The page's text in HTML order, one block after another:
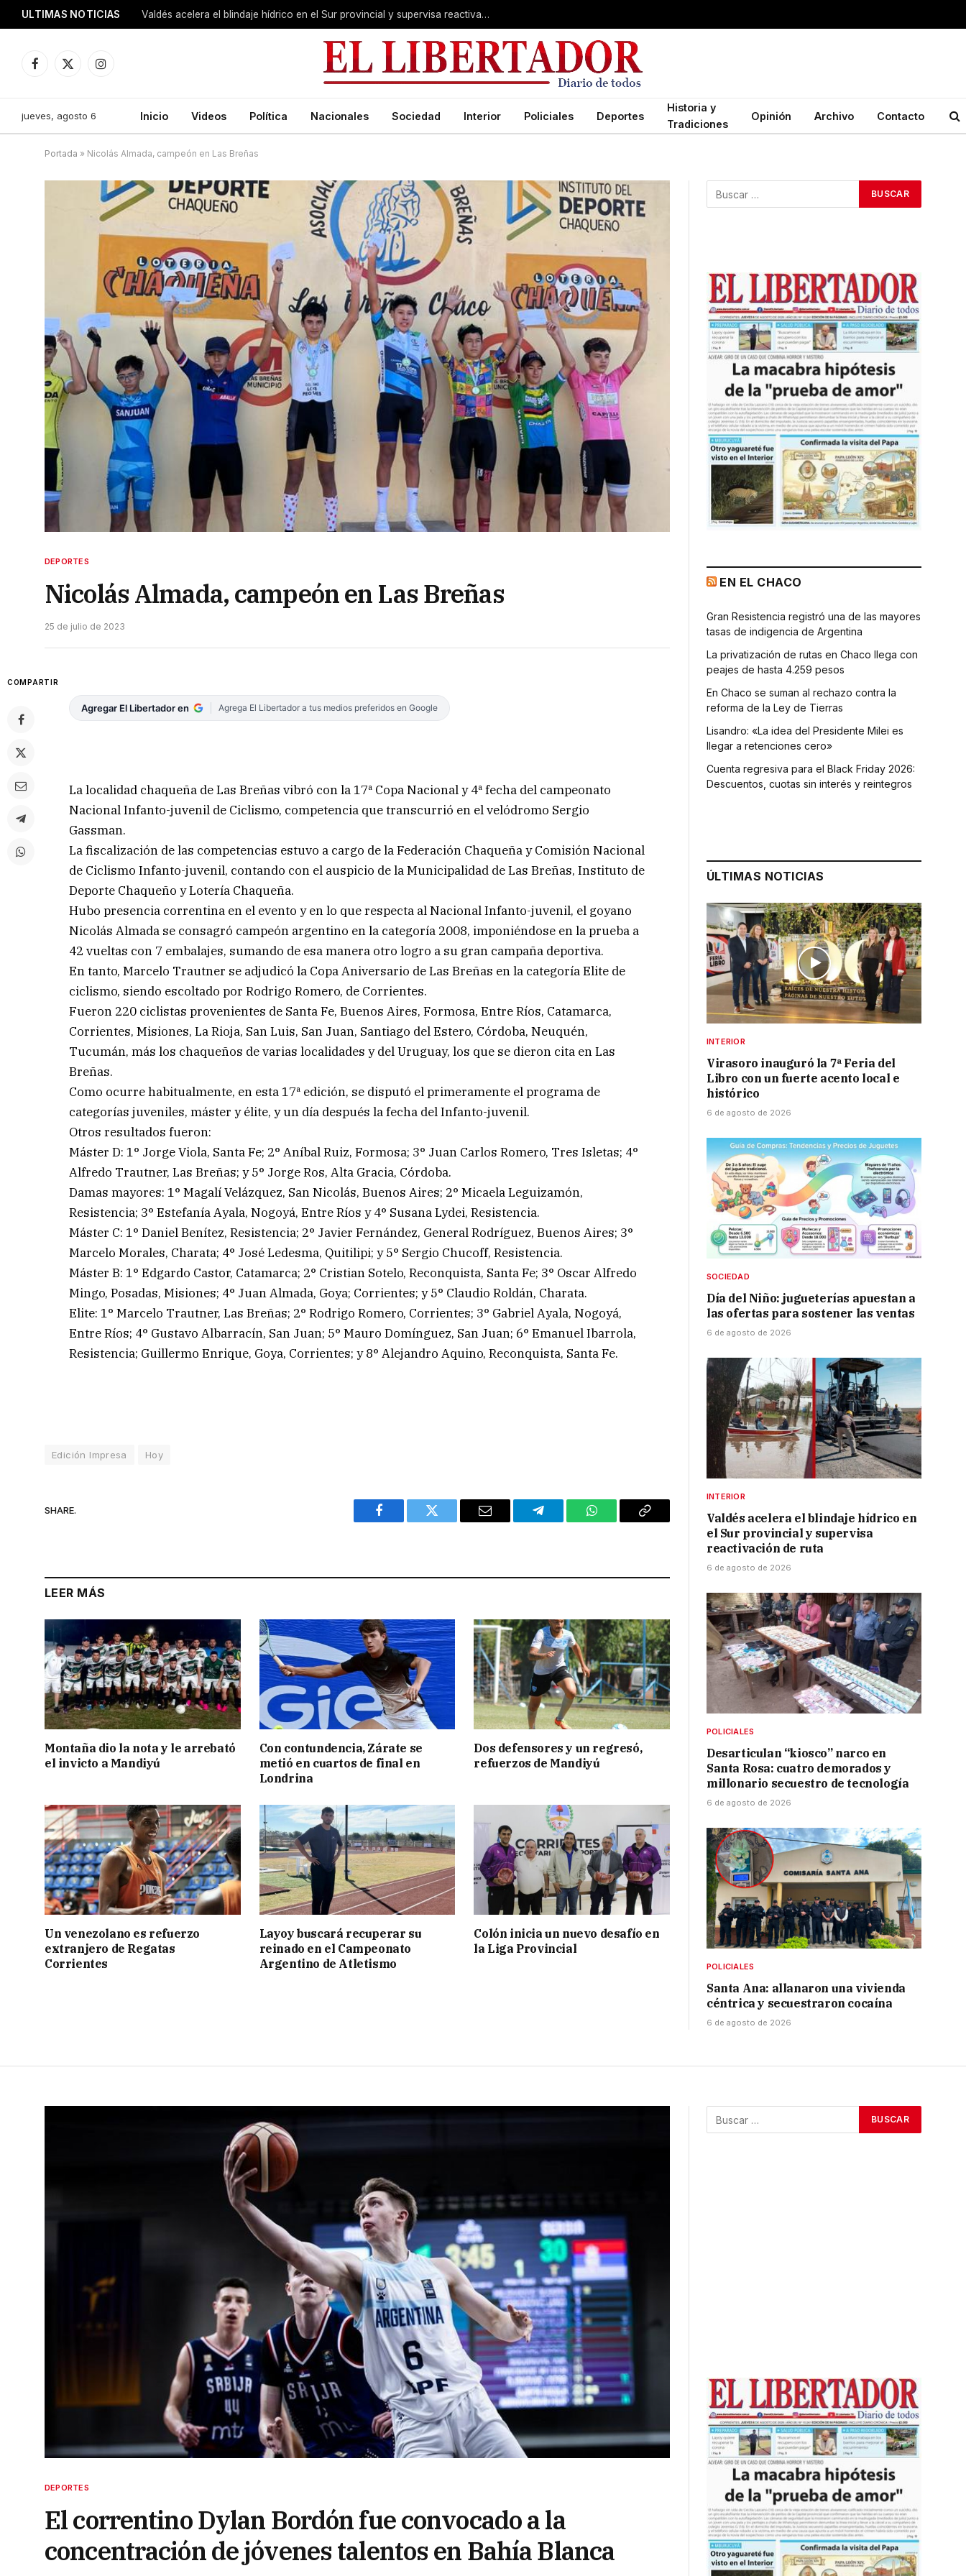
ULTIMAS NOTICIAS Valdés acelera el blindaje hídrico en el Sur provincial y supervisa reactivación de ruta
Facebook
X
Instagram
jueves, agosto 6 Inicio Videos Política Nacionales Sociedad Interior Policiales Deportes
Historia y
Tradiciones
Opinión Archivo Contacto
Portada » Nicolás Almada, campeón en Las Breñas
DEPORTES
Nicolás Almada, campeón en Las Breñas
25 de julio de 2023
COMPARTIR
Agregar El Libertador en Agrega El Libertador a tus medios preferidos en Google
La localidad chaqueña de Las Breñas vibró con la 17ª Copa Nacional y 4ª fecha del campeonato
Nacional Infanto-juvenil de Ciclismo, competencia que transcurrió en el velódromo Sergio
Gassman.
La fiscalización de las competencias estuvo a cargo de la Federación Chaqueña y Comisión Nacional
de Ciclismo Infanto-juvenil, contando con el auspicio de la Municipalidad de Las Breñas, Instituto de
Deporte Chaqueño y Lotería Chaqueña.
Hubo presencia correntina en el evento y en lo que respecta al Nacional Infanto-juvenil, el goyano
Nicolás Almada se consagró campeón argentino en la categoría 2008, imponiéndose en la prueba a
42 vueltas con 7 embalajes, sumando de esa manera otro logro a su gran campaña deportiva.
En tanto, Marcelo Trautner se adjudicó la Copa Aniversario de Las Breñas en la categoría Elite de
ciclismo, siendo escoltado por Rodrigo Romero, de Corrientes.
Fueron 220 ciclistas provenientes de Santa Fe, Buenos Aires, Formosa, Entre Ríos, Catamarca,
Corrientes, Misiones, La Rioja, San Luis, San Juan, Santiago del Estero, Córdoba, Neuquén,
Tucumán, más los chaqueños de varias localidades y del Uruguay, los que se dieron cita en Las
Breñas.
Como ocurre habitualmente, en esta 17ª edición, se disputó el primeramente el programa de
categorías juveniles, máster y élite, y un día después la fecha del Infanto-juvenil.
Otros resultados fueron:
Máster D: 1° Jorge Viola, Santa Fe; 2° Aníbal Ruiz, Formosa; 3° Juan Carlos Romero, Tres Isletas; 4°
Alfredo Trautner, Las Breñas; y 5° Jorge Ros, Alta Gracia, Córdoba.
Damas mayores: 1° Magalí Velázquez, San Nicolás, Buenos Aires; 2° Micaela Leguizamón,
Resistencia; 3° Estefanía Ayala, Nogoyá, Entre Ríos y 4° Susana Lydei, Resistencia.
Máster C: 1° Daniel Benítez, Resistencia; 2° Javier Fernández, General Rodríguez, Buenos Aires; 3°
Marcelo Morales, Charata; 4° José Ledesma, Quitilipi; y 5° Sergio Chucoff, Resistencia.
Máster B: 1° Edgardo Castor, Catamarca; 2° Cristian Sotelo, Reconquista, Santa Fe; 3° Oscar Alfredo
Mingo, Posadas, Misiones; 4° Juan Almada, Goya; Corrientes; y 5° Claudio Roldán, Charata.
Elite: 1° Marcelo Trautner, Las Breñas; 2° Rodrigo Romero, Corrientes; 3° Gabriel Ayala, Nogoyá,
Entre Ríos; 4° Gustavo Albarracín, San Juan; 5° Mauro Domínguez, San Juan; 6° Emanuel Ibarrola,
Resistencia; Guillermo Enrique, Goya, Corrientes; y 8° Alejandro Aquino, Reconquista, Santa Fe.
Edición Impresa Hoy
SHARE.
Facebook Twitter Email Telegram WhatsAppCopy
LEER MÁS
Montaña dio la nota y le arrebató
el invicto a Mandiyú
Con contundencia, Zárate se
metió en cuartos de final en
Londrina
Dos defensores y un regresó,
refuerzos de Mandiyú
Un venezolano es refuerzo
extranjero de Regatas
Corrientes
Layoy buscará recuperar su
reinado en el Campeonato
Argentino de Atletismo
Colón inicia un nuevo desafío en
la Liga Provincial
EN EL CHACO
Gran Resistencia registró una de las mayores
tasas de indigencia de Argentina
La privatización de rutas en Chaco llega con
peajes de hasta 4.259 pesos
En Chaco se suman al rechazo contra la
reforma de la Ley de Tierras
Lisandro: «La idea del Presidente Milei es
llegar a retenciones cero»
Cuenta regresiva para el Black Friday 2026:
Descuentos, cuotas sin interés y reintegros
ÚLTIMAS NOTICIAS
INTERIOR
Virasoro inauguró la 7ª Feria del
Libro con un fuerte acento local e
histórico
6 de agosto de 2026
SOCIEDAD
Día del Niño: jugueterías apuestan a
las ofertas para sostener las ventas
6 de agosto de 2026
INTERIOR
Valdés acelera el blindaje hídrico en
el Sur provincial y supervisa
reactivación de ruta
6 de agosto de 2026
POLICIALES
Desarticulan “kiosco” narco en
Santa Rosa: cuatro demorados y
millonario secuestro de tecnología
6 de agosto de 2026
POLICIALES
Santa Ana: allanaron una vivienda
céntrica y secuestraron cocaína
6 de agosto de 2026
DEPORTES
El correntino Dylan Bordón fue convocado a la
concentración de jóvenes talentos en Bahía Blanca